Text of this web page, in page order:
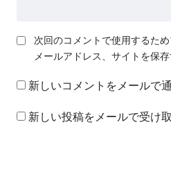
次回のコメントで使用するた
メールアドレス、サイトを保存
新しいコメントをメールで
新しい投稿をメールで受け